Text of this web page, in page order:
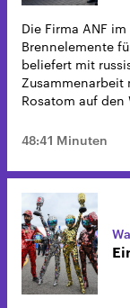
Die Firma ANF
Brennelemente
beliefert mit
Zusammenarbeit
Rosatom auf den
48:41 Minuten